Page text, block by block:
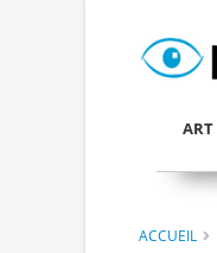
ART
ACCUEIL